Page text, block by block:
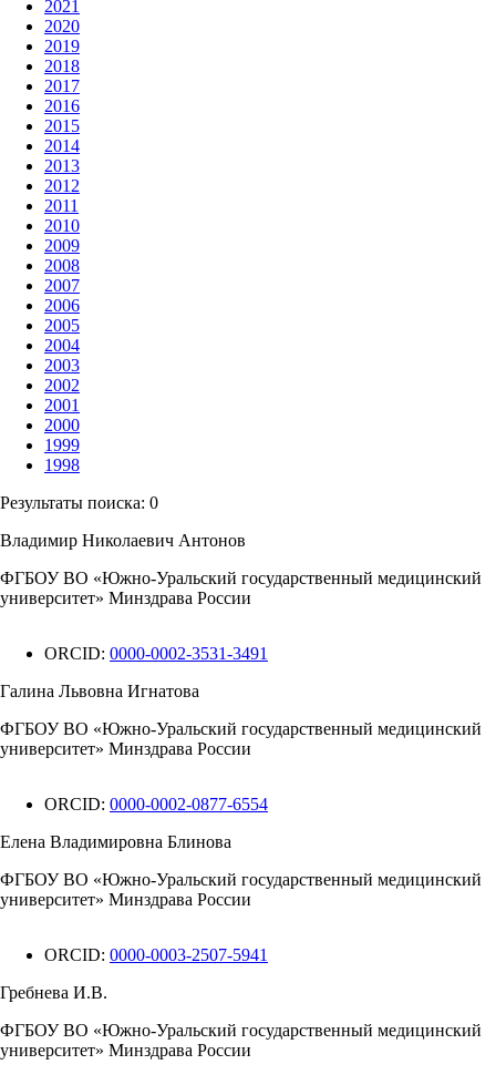
2021
2020
2019
2018
2017
2016
2015
2014
2013
2012
2011
2010
2009
2008
2007
2006
2005
2004
2003
2002
2001
2000
1999
1998
Результаты поиска: 0
Владимир Николаевич Антонов
ФГБОУ ВО «Южно-Уральский государственный медицинский
университет» Минздрава России
ORCID: 0000-0002-3531-3491
Галина Львовна Игнатова
ФГБОУ ВО «Южно-Уральский государственный медицинский
университет» Минздрава России
ORCID: 0000-0002-0877-6554
Елена Владимировна Блинова
ФГБОУ ВО «Южно-Уральский государственный медицинский
университет» Минздрава России
ORCID: 0000-0003-2507-5941
Гребнева И.В.
ФГБОУ ВО «Южно-Уральский государственный медицинский
университет» Минздрава России